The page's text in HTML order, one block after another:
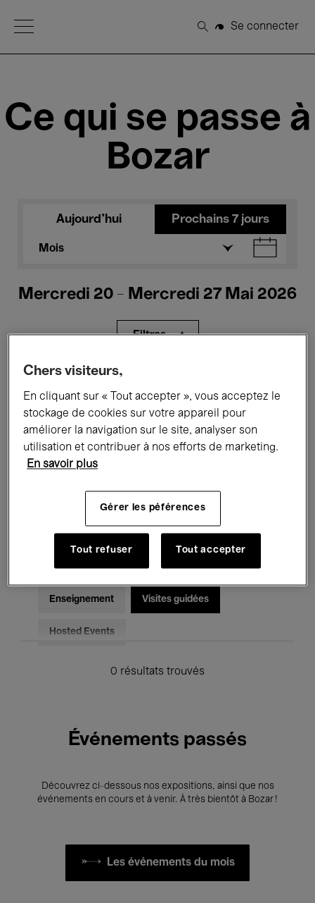
Open Menu
Rechercher
Se connecter
Ce qui se passe à
Bozar
Aujourd'hui Prochains 7 jours
Mois
Mercredi 20 - Mercredi 27 Mai 2026
Filtres
Expositions Films Performances
Rencontres & Débats Jazz
Musique électronique
Pour tous Kids’ Palace
Enseignement Visites guidées
Hosted Events
0 résultats trouvés
Événements passés
Découvrez ci-dessous nos expositions, ainsi que nos
événements en cours et à venir. À très bientôt à Bozar !
Les événements du mois
Chers visiteurs,
En cliquant sur « Tout accepter », vous acceptez le
stockage de cookies sur votre appareil pour
améliorer la navigation sur le site, analyser son
utilisation et contribuer à nos efforts de marketing.
En savoir plus
Gérer les péférences
Tout refuser Tout accepter